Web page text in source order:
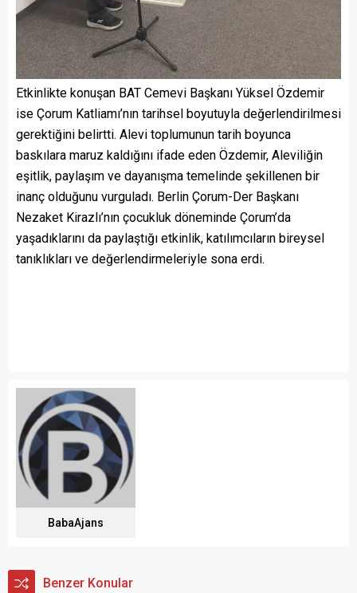
Etkinlikte konuşan BAT Cemevi Başkanı Yüksel Özdemir
ise Çorum Katliamı’nın tarihsel boyutuyla değerlendirilmesi
gerektiğini belirtti. Alevi toplumunun tarih boyunca
baskılara maruz kaldığını ifade eden Özdemir, Aleviliğin
eşitlik, paylaşım ve dayanışma temelinde şekillenen bir
inanç olduğunu vurguladı. Berlin Çorum-Der Başkanı
Nezaket Kirazlı’nın çocukluk döneminde Çorum’da
yaşadıklarını da paylaştığı etkinlik, katılımcıların bireysel
tanıklıkları ve değerlendirmeleriyle sona erdi.
BabaAjans
Benzer Konular